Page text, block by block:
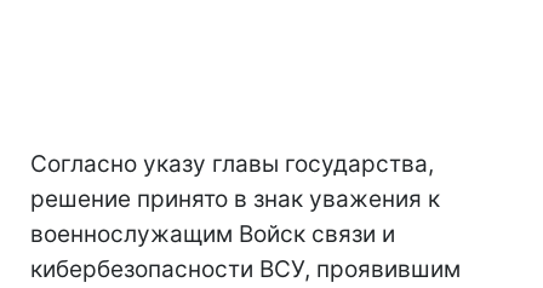
Согласно указу главы государства,
решение принято в знак уважения к
военнослужащим Войск связи и
кибербезопасности ВСУ, проявившим